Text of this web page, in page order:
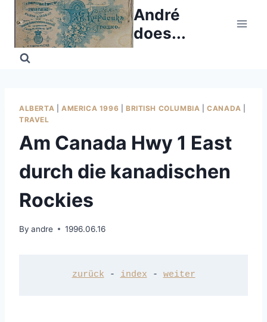
Skip
content
André
does...
ALBERTA AMERICA 1996 BRITISH COLUMBIA |CANADA
TRAVEL
Am Canada Hwy 1 East
durch die kanadischen
Rockies
By andre 1996.06.16
zurück - index - weiter